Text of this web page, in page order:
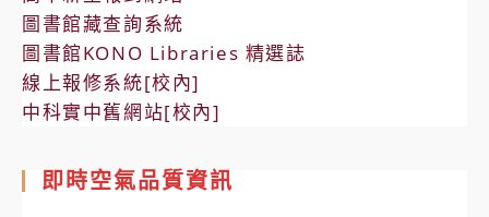
圖書館藏查詢系統
圖書館KONO Libraries 精選誌
線上報修系統[校內]
中科實中舊網站[校內]
即時空氣品質資訊